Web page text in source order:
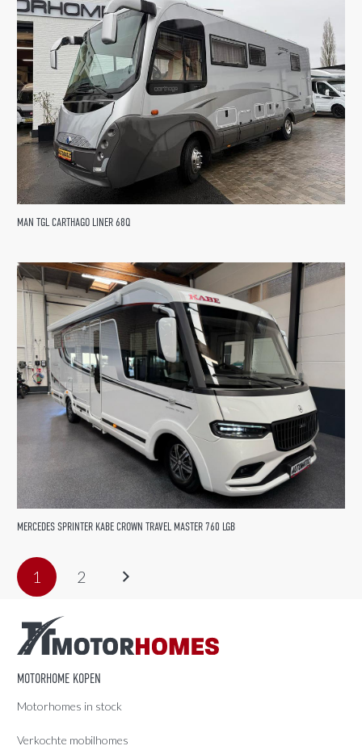
MAN TGL CARTHAGO LINER 68Q
MERCEDES SPRINTER KABE CROWN TRAVEL MASTER 760 LGB
1 2
MOTORHOME KOPEN
Motorhomes in stock
Verkochte mobilhomes